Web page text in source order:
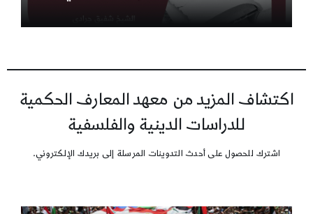
اكتشاف المزيد من معهد المعارف الحكمية
للدراسات الدينية والفلسفية
اشترك للحصول على أحدث التدوينات المرسلة إلى بريدك الإلكتروني.